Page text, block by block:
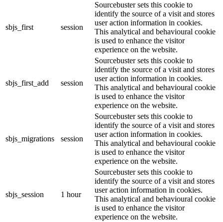
sbjs_first session
Sourcebuster sets this cookie to
identify the source of a visit and stores
user action information in cookies.
This analytical and behavioural cookie
is used to enhance the visitor
experience on the website.
sbjs_first_add session
Sourcebuster sets this cookie to
identify the source of a visit and stores
user action information in cookies.
This analytical and behavioural cookie
is used to enhance the visitor
experience on the website.
sbjs_migrations session
Sourcebuster sets this cookie to
identify the source of a visit and stores
user action information in cookies.
This analytical and behavioural cookie
is used to enhance the visitor
experience on the website.
sbjs_session 1 hour
Sourcebuster sets this cookie to
identify the source of a visit and stores
user action information in cookies.
This analytical and behavioural cookie
is used to enhance the visitor
experience on the website.